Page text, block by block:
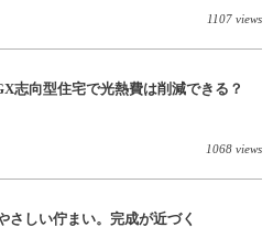
1107 views
志向型住宅で光熱費は削減できる？
1068 views
さしい佇まい。完成が近づく